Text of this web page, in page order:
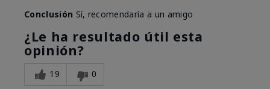
Conclusión Sí, recomendaría a un amigo
¿Le ha resultado útil esta
opinión?
19 0